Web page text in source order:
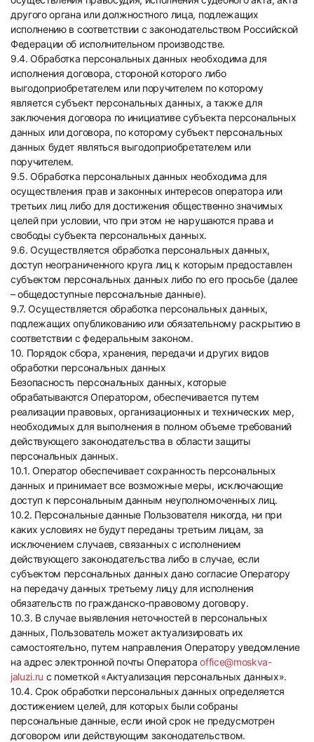
другого органа или должностного лица, подлежащих
исполнению в соответствии с законодательством Российской
Федерации об исполнительном производстве.
9.4. Обработка персональных данных необходима для
исполнения договора, стороной которого либо
выгодоприобретателем или поручителем по которому
является субъект персональных данных, а также для
заключения договора по инициативе субъекта персональных
данных или договора, по которому субъект персональных
данных будет являться выгодоприобретателем или
поручителем.
9.5. Обработка персональных данных необходима для
осуществления прав и законных интересов оператора или
третьих лиц либо для достижения общественно значимых
целей при условии, что при этом не нарушаются права и
свободы субъекта персональных данных.
9.6. Осуществляется обработка персональных данных,
доступ неограниченного круга лиц к которым предоставлен
субъектом персональных данных либо по его просьбе (далее
– общедоступные персональные данные).
9.7. Осуществляется обработка персональных данных,
подлежащих опубликованию или обязательному раскрытию в
соответствии с федеральным законом.
10. Порядок сбора, хранения, передачи и других видов
обработки персональных данных
Безопасность персональных данных, которые
обрабатываются Оператором, обеспечивается путем
реализации правовых, организационных и технических мер,
необходимых для выполнения в полном объеме требований
действующего законодательства в области защиты
персональных данных.
10.1. Оператор обеспечивает сохранность персональных
данных и принимает все возможные меры, исключающие
доступ к персональным данным неуполномоченных лиц.
10.2. Персональные данные Пользователя никогда, ни при
каких условиях не будут переданы третьим лицам, за
исключением случаев, связанных с исполнением
действующего законодательства либо в случае, если
субъектом персональных данных дано согласие Оператору
на передачу данных третьему лицу для исполнения
обязательств по гражданско-правовому договору.
10.3. В случае выявления неточностей в персональных
данных, Пользователь может актуализировать их
самостоятельно, путем направления Оператору уведомление
на адрес электронной почты Оператораoffice@moskva-
jaluzi.ru с пометкой «Актуализация персональных данных».
10.4. Срок обработки персональных данных определяется
достижением целей, для которых были собраны
персональные данные, если иной срок не предусмотрен
договором или действующим законодательством.